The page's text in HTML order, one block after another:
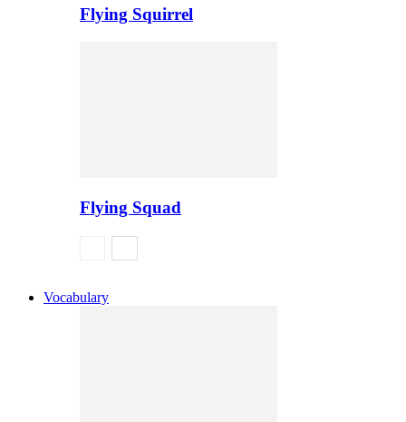
Flying Squirrel
Flying Squad
Vocabulary